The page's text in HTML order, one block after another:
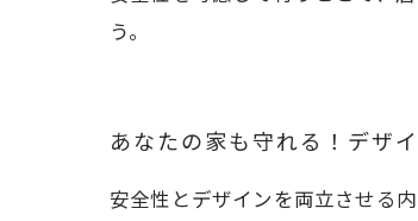
う。
あなたの家も守れる！デザ
安全性とデザインを両立させる